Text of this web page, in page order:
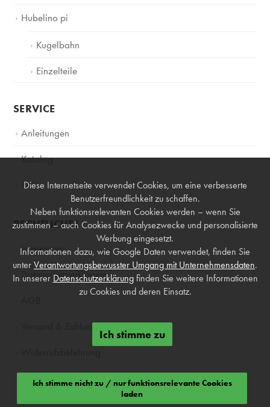
Hubelino pi
Kugelbahn
Einzelteile
SERVICE
Anleitungen
Katalog
FAQ
RECHTLICHES
Impressum
Datenschutzerklärung
Versand & Zahlung
Produktsicherheit
Diese Internetseite verwendet Cookies, um eine verbesserte
Benutzerfreundlichkeit zu schaffen.
Neben funktionsrelevanten Cookies werden – wenn Sie
zustimmen – auch Cookies für Analysezwecke und personalisierte
Werbung eingesetzt.
Informationen dazu, wie Google Daten verwendet, finden Sie
unterVerantwortungsbewusster Umgang mit Unternehmensdaten.
In unserer Datenschutzerklärungfinden Sie weitere Informationen
zu Cookies und deren Einsatz.
Ich stimme zu
Ich stimme nicht zu / nur funktionsrelevante Cookies
laden